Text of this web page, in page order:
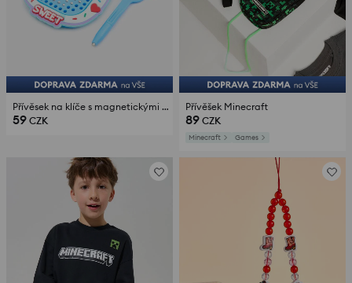
Přívěsek na klíče s magnetickými hrami a stylusem
59 CZK
Přívěšek Minecraft
89 CZK
Minecraft Games